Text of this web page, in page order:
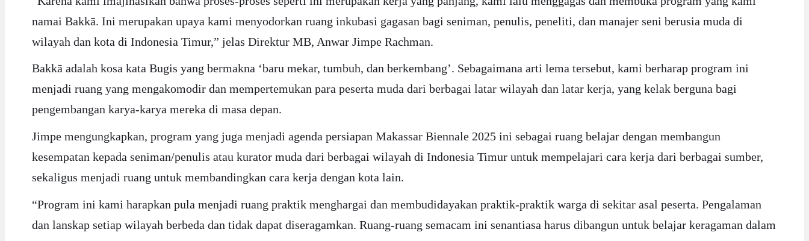
namai Bakkā. Ini merupakan upaya kami menyodorkan ruang inkubasi gagasan bagi seniman, penulis, peneliti, dan manajer seni berusia muda di
wilayah dan kota di Indonesia Timur,” jelas Direktur MB, Anwar Jimpe Rachman.
Bakkā adalah kosa kata Bugis yang bermakna ‘baru mekar, tumbuh, dan berkembang’. Sebagaimana arti lema tersebut, kami berharap program ini
menjadi ruang yang mengakomodir dan mempertemukan para peserta muda dari berbagai latar wilayah dan latar kerja, yang kelak berguna bagi
pengembangan karya-karya mereka di masa depan.
Jimpe mengungkapkan, program yang juga menjadi agenda persiapan Makassar Biennale 2025 ini sebagai ruang belajar dengan membangun
kesempatan kepada seniman/penulis atau kurator muda dari berbagai wilayah di Indonesia Timur untuk mempelajari cara kerja dari berbagai sumber,
sekaligus menjadi ruang untuk membandingkan cara kerja dengan kota lain.
“Program ini kami harapkan pula menjadi ruang praktik menghargai dan membudidayakan praktik-praktik warga di sekitar asal peserta. Pengalaman
dan lanskap setiap wilayah berbeda dan tidak dapat diseragamkan. Ruang-ruang semacam ini senantiasa harus dibangun untuk belajar keragaman dalam